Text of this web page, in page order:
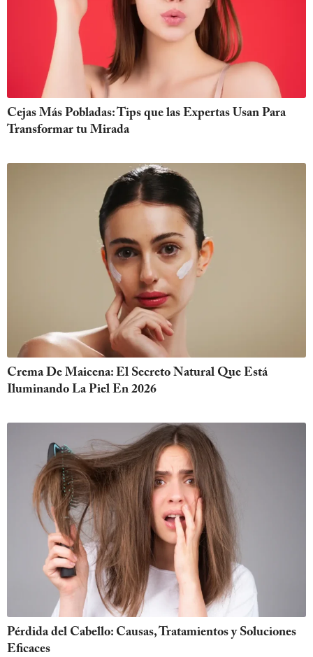
Cejas Más Pobladas: Tips que las Expertas Usan Para
Transformar tu Mirada
Crema De Maicena: El Secreto Natural Que Está
Iluminando La Piel En 2026
Pérdida del Cabello: Causas, Tratamientos y Soluciones
Eficaces